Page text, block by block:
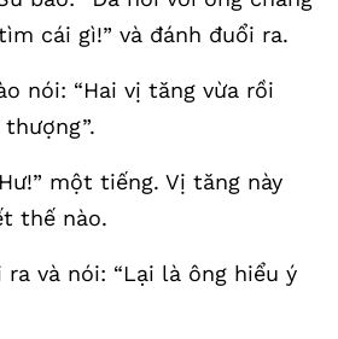
cái gì!” và đánh đuổi ra.
nói: “Hai vị tăng vừa rồi
một tiếng. Vị tăng này
thế nào.
và nói: “Lại là ông hiểu ý